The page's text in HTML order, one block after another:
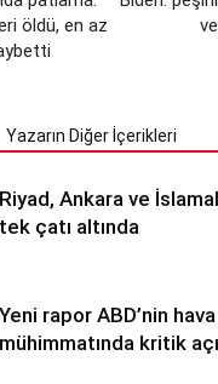
öldü, en az
Yazarın Diğer İçerikleri
Riyad, Ankara ve
tek çatı altında
Yeni rapor ABD’nin
mühimmatında kritik